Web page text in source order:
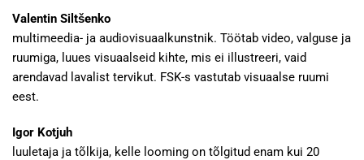
Valentin Siltšenko
multimeedia- ja audiovisuaalkunstnik. Töötab video, valguse ja
ruumiga, luues visuaalseid kihte, mis ei illustreeri, vaid
arendavad lavalist tervikut. FSK-s vastutab visuaalse ruumi
eest.
Igor Kotjuh
luuletaja ja tõlkija, kelle looming on tõlgitud enam kui 20